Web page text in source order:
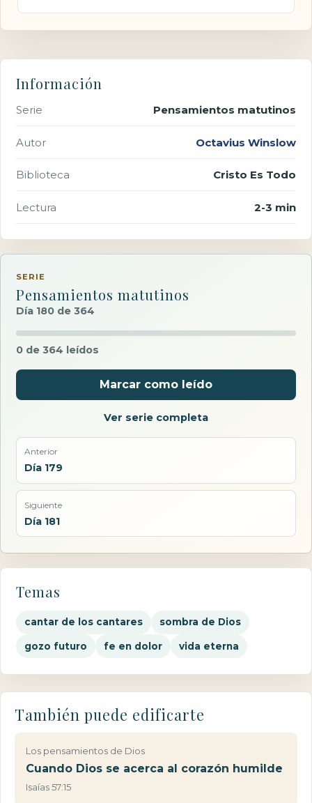
Información
Serie Pensamientos matutinos
Autor Octavius Winslow
Biblioteca Cristo Es Todo
Lectura 2-3 min
SERIE
Pensamientos matutinos
Día 180 de 364
0 de 364 leídos
Marcar como leído
Ver serie completa
Anterior
Día 179
Siguiente
Día 181
Temas
cantar de los cantares sombra de Dios
gozo futuro fe en dolor vida eterna
También puede edificarte
Los pensamientos de Dios
Cuando Dios se acerca al corazón humilde
Isaías 57:15